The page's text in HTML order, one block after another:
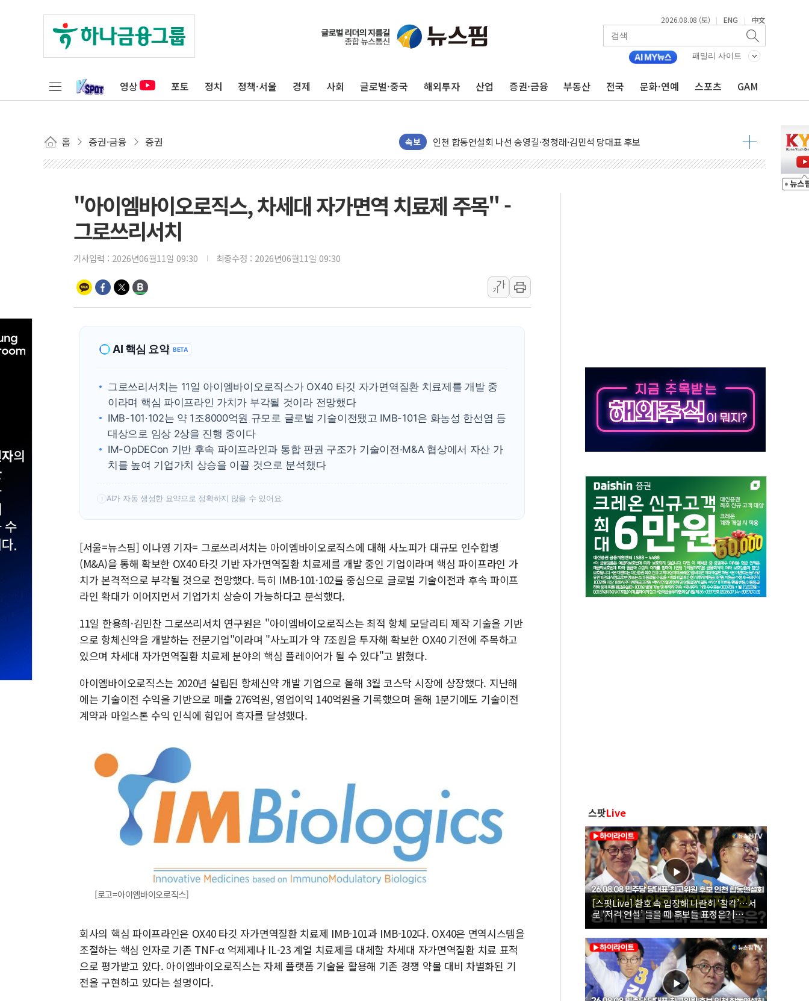
2026.08.08 (토) | ENG | 中文
패밀리 사이트
영상 포토 정치 정책·서울 경제 사회 글로벌·중국 해외투자 산업 증권·금융 부동산 전국 문화·연예 스포츠 GAM
홈 증권·금융 증권 속보
울진·영덕 '호우특보'-포항 '산사태 주의보'...경북도, 호우 피해·통제구간 없어
인천 합동연설회 나선 송영길·정청래·김민석 당대표 후보
인사하는 김민석 당대표 후보
[속보] 민주, 제주·인천 경선 결과 발표...김민석 47.75% 정청래 42.08%
[속보] 민주, 인천 경선 결과 발표...김민석 45.09% 정청래 43.27% 송영길 11.63%
강릉·동해·삼척 시간당 최대 50㎜ 폭우…강원 동해안 강한 비 이어져
폐기물 수거하다 참변…60대 환경미화원 수거차에 치여 사망
추미애, '위안부' 피해자 기림의 날 참석..."국제적 시민 연대로 목소리 내야"
인천 선재도 갯벌서 해루질 중 실종 60대 나흘만에 숨진 채 발견
인천서 말다툼 중 어머니 흉기 살해 10대 아들 체포
'화합' 꺼낸 김민석에 '뻔뻔' 받아친 정청래…제주 연설서 신경전 고조
李대통령, ISA 개편 재검토 지시…與 "적극 환영"·野 "졸속 국정"
"아이엠바이오로직스, 차세대 자가면역 치료제 주목" -
그로쓰리서치
기사입력 : 2026년06월11일 09:30 최종수정 : 2026년06월11일 09:30
가
가
AI 핵심 요약 BETA
그로쓰리서치는 11일 아이엠바이오로직스가 OX40 타깃 자가면역질환 치료제를 개발 중
이라며 핵심 파이프라인 가치가 부각될 것이라 전망했다
IMB-101·102는 약 1조8000억원 규모로 글로벌 기술이전됐고 IMB-101은 화농성 한선염 등
대상으로 임상 2상을 진행 중이다
IM-OpDECon 기반 후속 파이프라인과 통합 판권 구조가 기술이전·M&A 협상에서 자산 가
치를 높여 기업가치 상승을 이끌 것으로 분석했다
! AI가 자동 생성한 요약으로 정확하지 않을 수 있어요.
[서울=뉴스핌] 이나영 기자= 그로쓰리서치는 아이엠바이오로직스에 대해 사노피가 대규모 인수합병
(M&A)을 통해 확보한 OX40 타깃 기반 자가면역질환 치료제를 개발 중인 기업이라며 핵심 파이프라인 가
치가 본격적으로 부각될 것으로 전망했다. 특히 IMB-101·102를 중심으로 글로벌 기술이전과 후속 파이프
라인 확대가 이어지면서 기업가치 상승이 가능하다고 분석했다.
11일 한용희·김민찬 그로쓰리서치 연구원은 "아이엠바이오로직스는 최적 항체 모달리티 제작 기술을 기반
으로 항체신약을 개발하는 전문기업"이라며 "사노피가 약 7조원을 투자해 확보한 OX40 기전에 주목하고
있으며 차세대 자가면역질환 치료제 분야의 핵심 플레이어가 될 수 있다"고 밝혔다.
아이엠바이오로직스는 2020년 설립된 항체신약 개발 기업으로 올해 3월 코스닥 시장에 상장했다. 지난해
에는 기술이전 수익을 기반으로 매출 276억원, 영업이익 140억원을 기록했으며 올해 1분기에도 기술이전
계약과 마일스톤 수익 인식에 힘입어 흑자를 달성했다.
[로고=아이엠바이오로직스]
회사의 핵심 파이프라인은 OX40 타깃 자가면역질환 치료제 IMB-101과 IMB-102다. OX40은 면역시스템을
조절하는 핵심 인자로 기존 TNF-α 억제제나 IL-23 계열 치료제를 대체할 차세대 자가면역질환 치료 표적
으로 평가받고 있다. 아이엠바이오로직스는 자체 플랫폼 기술을 활용해 기존 경쟁 약물 대비 차별화된 기
전을 구현하고 있다는 설명이다.
스팟Live
[스팟Live] 환호 속 입장해 나란히 ‘찰칵’…서
로 ‘저격 연설’ 들을 때 후보들 표정은? |
26.08.08 더불어민주당 당대표·최고위원 후
보 인천 합동연설회